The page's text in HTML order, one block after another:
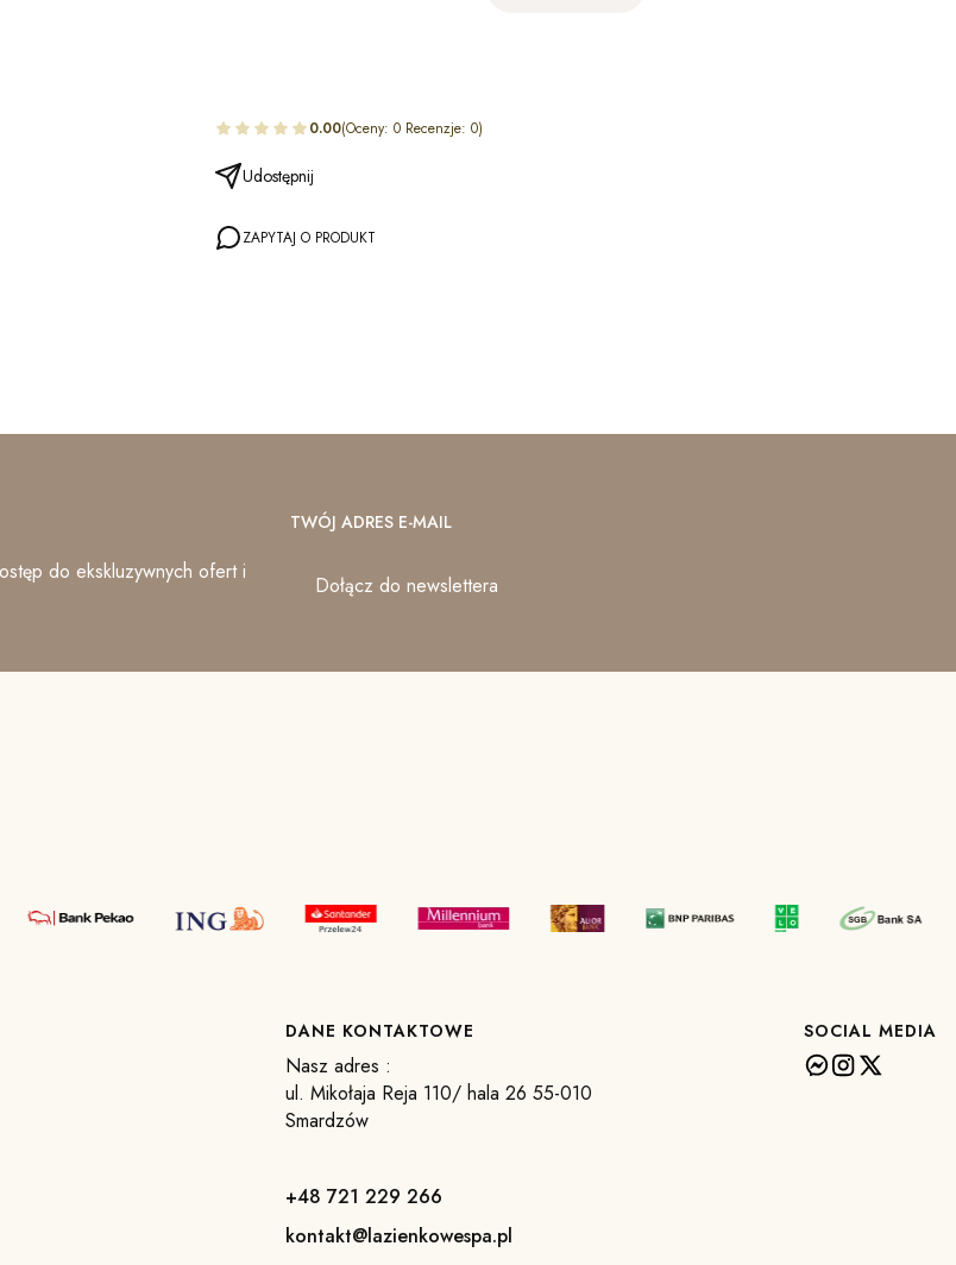
0.00(Oceny: 0 Recenzje: 0)
Udostępnij
ZAPYTAJ O PRODUKT
do ekskluzywnych ofert i
TWÓJ ADRES E-MAIL
Dołącz do newslettera
DANE KONTAKTOWE
Nasz adres :
ul. Mikołaja Reja 110/ hala 26 55-010
Smardzów
+48 721 229 266
kontakt@lazienkowespa.pl
SOCIAL MEDIA